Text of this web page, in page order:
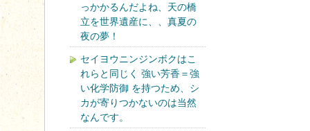
っかかるんだよね、天の橋
立を世界遺産に、、真夏の
夜の夢！
セイヨウニンジンボクはこ
れらと同じく 強い芳香＝強
い化学防御 を持つため、シ
カが寄りつかないのは当然
なんです。